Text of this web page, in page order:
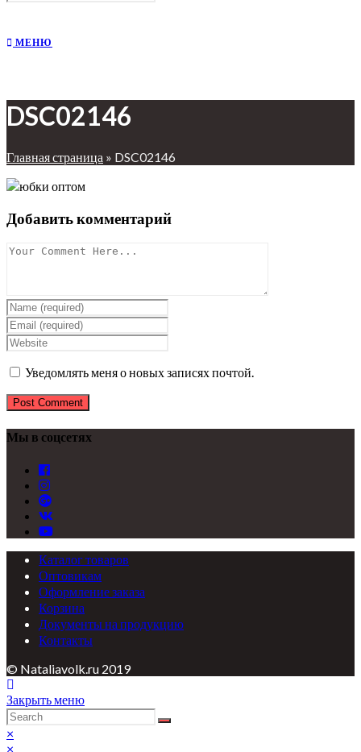
МЕНЮ
DSC02146
Главная страница » DSC02146
Добавить комментарий
Уведомлять меня о новых записях почтой.
Мы в соцсетях
Каталог товаров
Оптовикам
Оформление заказа
Корзина
Документы на продукцию
Контакты
© Nataliavolk.ru 2019
Закрыть меню
×
×